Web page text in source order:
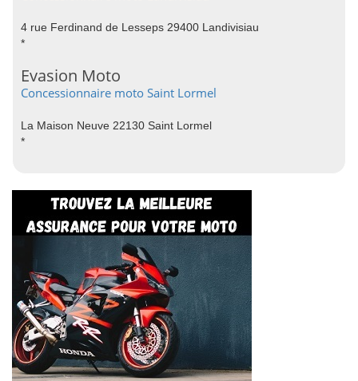
4 rue Ferdinand de Lesseps 29400 Landivisiau
*
Evasion Moto
Concessionnaire moto Saint Lormel
La Maison Neuve 22130 Saint Lormel
*